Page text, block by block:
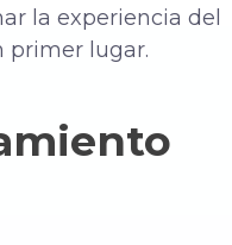
la experiencia del
primer lugar.